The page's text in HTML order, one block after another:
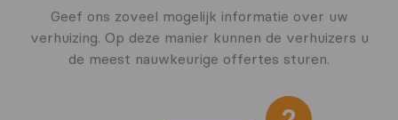
Geef ons zoveel mogelijk informatie over uw
verhuizing. Op deze manier kunnen de verhuizers u
de meest nauwkeurige offertes sturen.